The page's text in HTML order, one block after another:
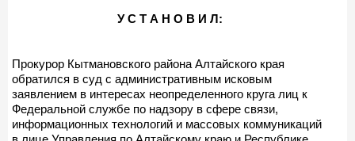
У С Т А Н О В И Л:
Прокурор Кытмановского района Алтайского края
обратился в суд с административным исковым
заявлением в интересах неопределенного круга лиц к
Федеральной службе по надзору в сфере связи,
информационных технологий и массовых коммуникаций